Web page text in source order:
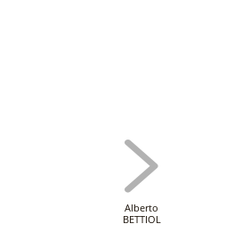
Alberto
BETTIOL